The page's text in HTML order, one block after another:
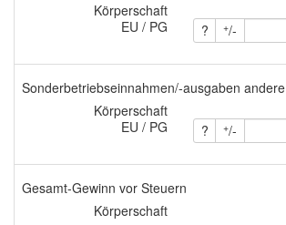
Körperschaft
EU / PG
? +/-
Sonderbetriebseinnahmen/-ausgaben andere
Körperschaft
EU / PG
? +/-
Gesamt-Gewinn vor Steuern
Körperschaft